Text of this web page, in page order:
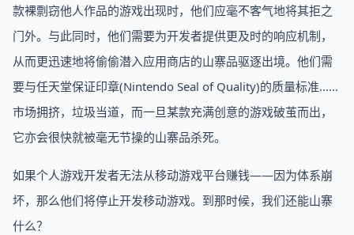
款裸剽窃他人作品的游戏出现时，他们应毫不客气地将其拒之
门外。与此同时，他们需要为开发者提供更及时的响应机制，
从而更迅速地将偷偷潜入应用商店的山寨品驱逐出境。他们需
要与任天堂保证印章(Nintendo Seal of Quality)的质量标准……
市场拥挤，垃圾当道，而一旦某款充满创意的游戏破茧而出，
它亦会很快就被毫无节操的山寨品杀死。
如果个人游戏开发者无法从移动游戏平台赚钱——因为体系崩
坏，那么他们将停止开发移动游戏。到那时候，我们还能山寨
什么？